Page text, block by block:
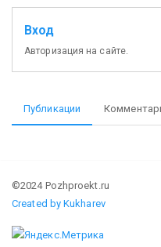
Вход
Авторизация на сайте.
Публикации
©2024 Pozhproekt.ru
Created by Kukharev